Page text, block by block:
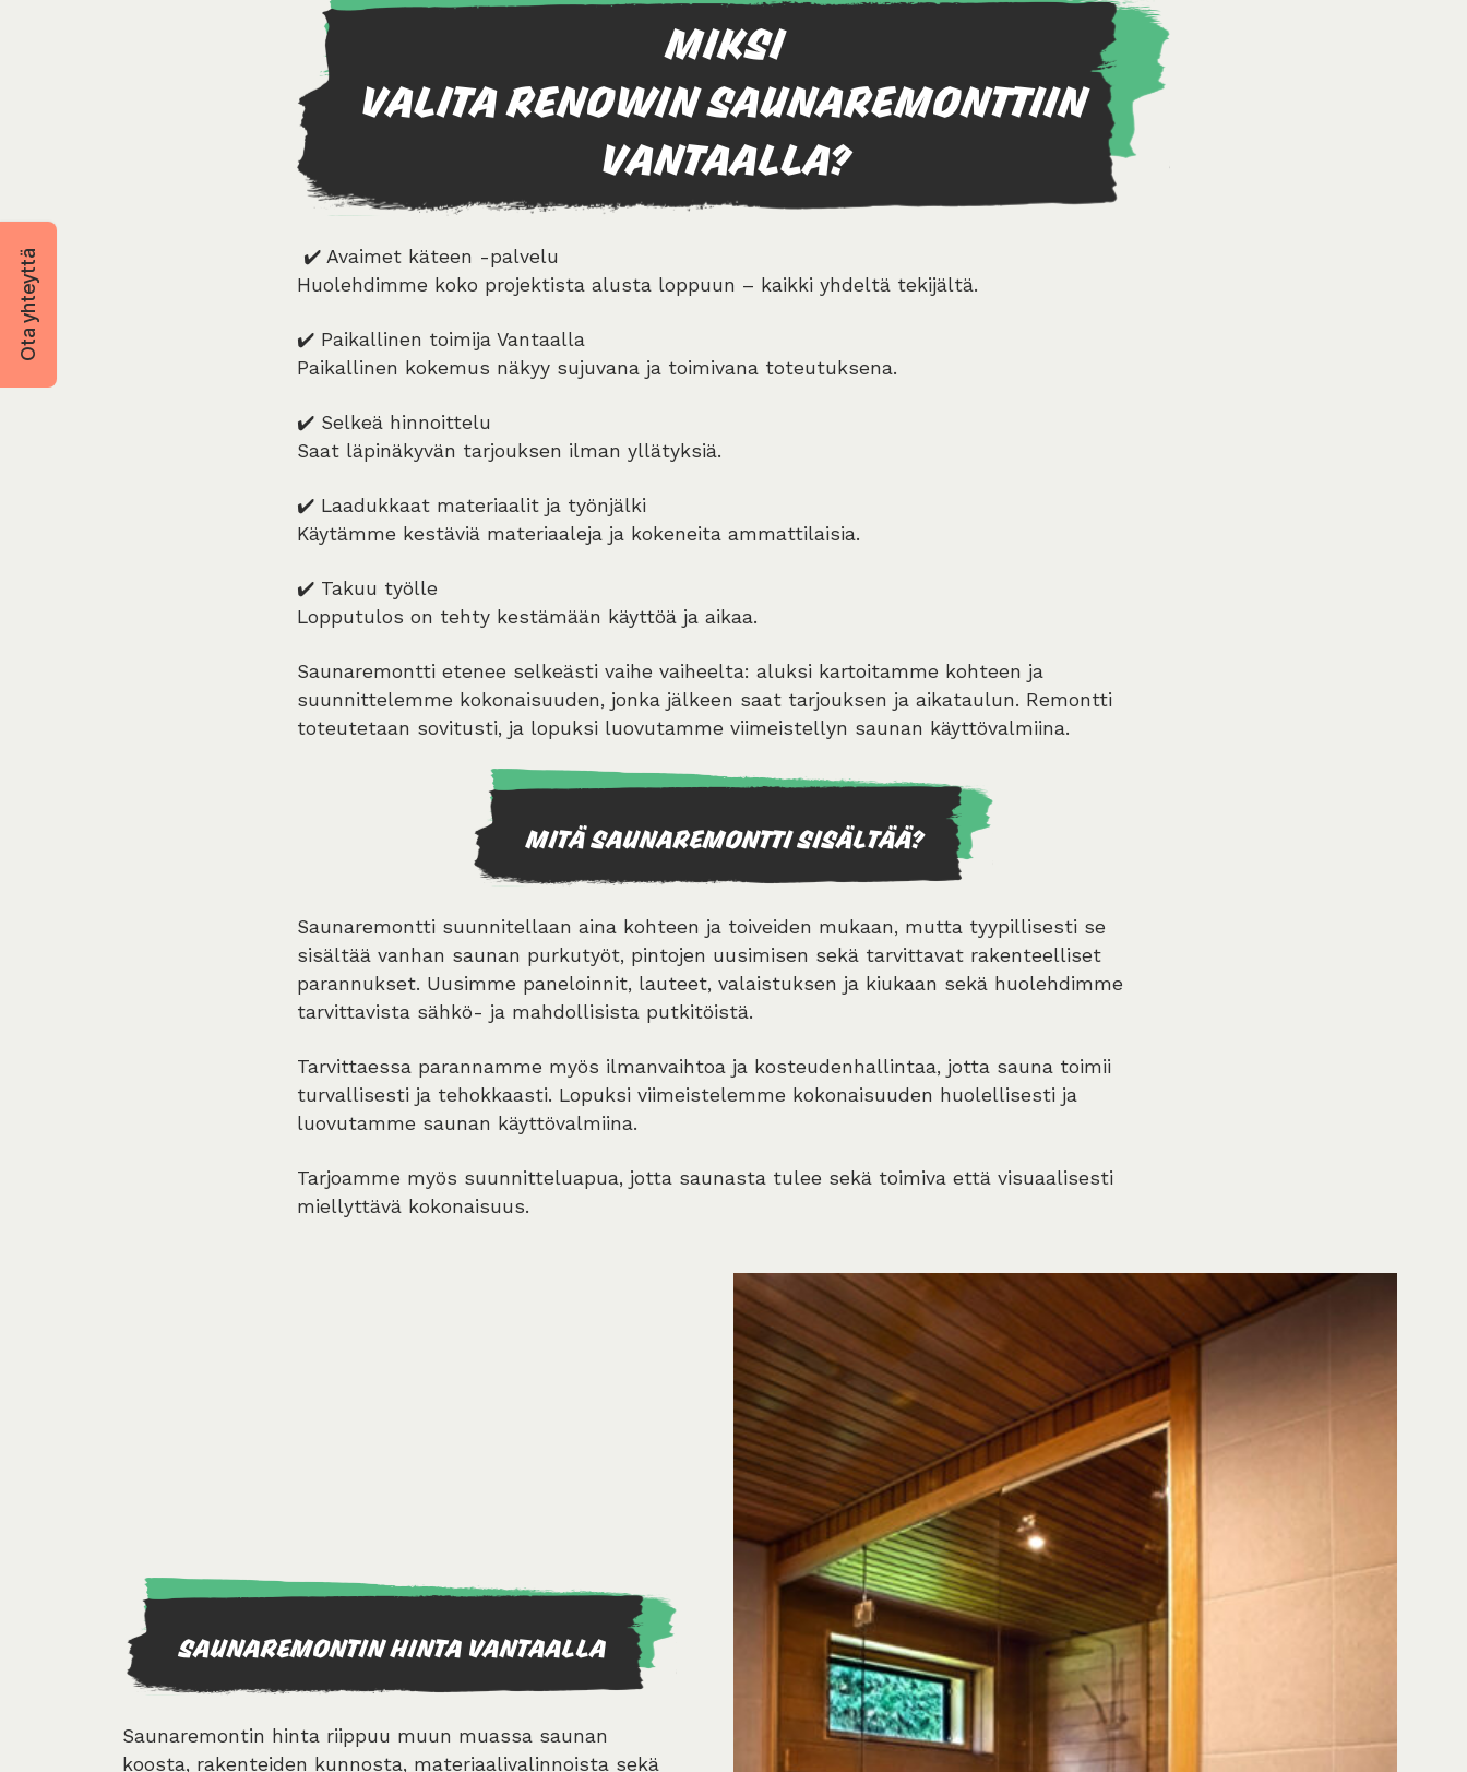
MIKSI
VALITA RENOWIN SAUNAREMONTTIIN
VANTAALLA?
✔️ Avaimet käteen -palvelu
Huolehdimme koko projektista alusta loppuun – kaikki yhdeltä tekijältä.
✔️ Paikallinen toimija Vantaalla
Paikallinen kokemus näkyy sujuvana ja toimivana toteutuksena.
✔️ Selkeä hinnoittelu
Saat läpinäkyvän tarjouksen ilman yllätyksiä.
✔️ Laadukkaat materiaalit ja työnjälki
Käytämme kestäviä materiaaleja ja kokeneita ammattilaisia.
✔️ Takuu työlle
Lopputulos on tehty kestämään käyttöä ja aikaa.
Saunaremontti etenee selkeästi vaihe vaiheelta: aluksi kartoitamme kohteen ja
suunnittelemme kokonaisuuden, jonka jälkeen saat tarjouksen ja aikataulun. Remontti
toteutetaan sovitusti, ja lopuksi luovutamme viimeistellyn saunan käyttövalmiina.
MITÄ SAUNAREMONTTI SISÄLTÄÄ?
Saunaremontti suunnitellaan aina kohteen ja toiveiden mukaan, mutta tyypillisesti se
sisältää vanhan saunan purkutyöt, pintojen uusimisen sekä tarvittavat rakenteelliset
parannukset. Uusimme paneloinnit, lauteet, valaistuksen ja kiukaan sekä huolehdimme
tarvittavista sähkö- ja mahdollisista putkitöistä.
Tarvittaessa parannamme myös ilmanvaihtoa ja kosteudenhallintaa, jotta sauna toimii
turvallisesti ja tehokkaasti. Lopuksi viimeistelemme kokonaisuuden huolellisesti ja
luovutamme saunan käyttövalmiina.
Tarjoamme myös suunnitteluapua, jotta saunasta tulee sekä toimiva että visuaalisesti
miellyttävä kokonaisuus.
SAUNAREMONTIN HINTA VANTAALLA
Saunaremontin hinta riippuu muun muassa saunan
koosta, rakenteiden kunnosta, materiaalivalinnoista sekä
Ota yhteyttä